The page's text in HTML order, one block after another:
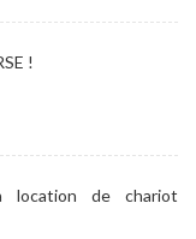
!
de chariot